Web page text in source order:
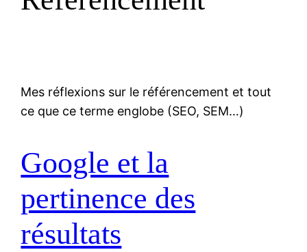
Mes réflexions sur le référencement et tout
ce que ce terme englobe (SEO, SEM…)
Google et la
pertinence des
résultats